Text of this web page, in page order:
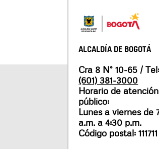
ALCALDÍA DE BOGOTÁ
Cra 8 N° 10-65 / Tel:
(601) 381-3000
Horario de
público:
Lunes a viernes de
a.m. a 4:30 p.m.
Código postal: 111711